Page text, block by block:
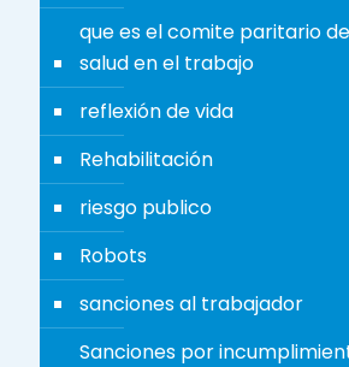
que es el comite paritario
salud en el trabajo
reflexión de vida
Rehabilitación
riesgo publico
Robots
sanciones al trabajador
Sanciones por